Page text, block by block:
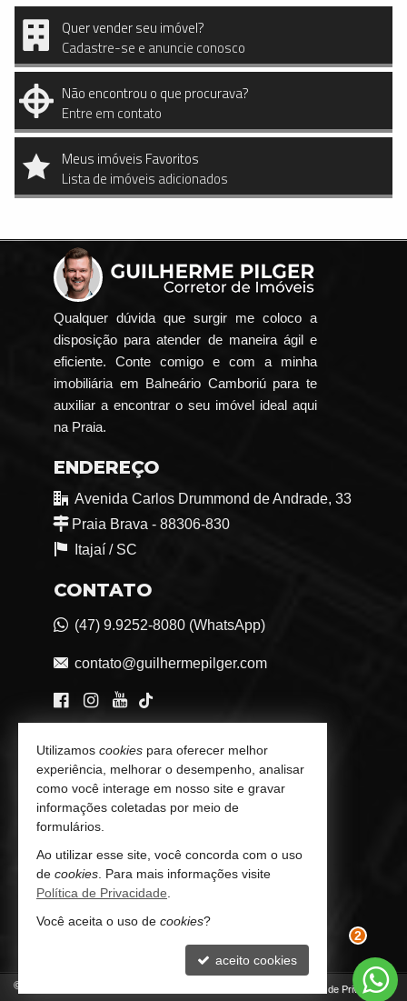
Quer vender seu imóvel?
Cadastre-se e anuncie conosco
Não encontrou o que procurava?
Entre em contato
Meus imóveis Favoritos
Lista de imóveis adicionados
Qualquer dúvida que surgir me coloco a
disposição para atender de maneira ágil e
eficiente. Conte comigo e com a minha
imobiliária em Balneário Camboriú para te
auxiliar a encontrar o seu imóvel ideal aqui
na Praia.
ENDEREÇO
Avenida Carlos Drummond de Andrade, 33
Praia Brava - 88306-830
Itajaí / SC
CONTATO
(47) 9.9252-8080 (WhatsApp)
contato@guilhermepilger.com
VEJA MAIS
Consultoria Imobiliária Personalizada
trabalhe conosco
Indicadores Financeiros
Imóveis Favoritos
© Política de Privacidade
2
Utilizamos cookies para oferecer melhor
experiência, melhorar o desempenho, analisar
como você interage em nosso site e gravar
informações coletadas por meio de
formulários.
Ao utilizar esse site, você concorda com o uso
de cookies . Para mais informações visite
Política de Privacidade
Você aceita o uso de cookies?
aceito cookies